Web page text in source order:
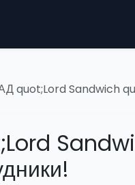
quot;Lord Sandwich